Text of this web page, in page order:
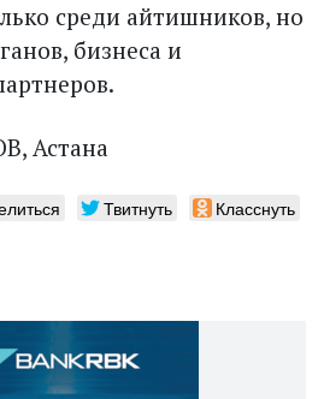
среди айтишников, но
бизнеса и
Астана
Твитнуть Класснуть